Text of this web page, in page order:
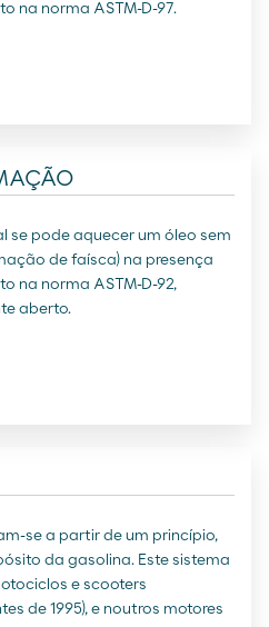
na norma ASTM-D-97.
se pode aquecer um óleo sem
de faísca) na presença
na norma ASTM-D-92,
aberto.
se a partir de um princípio,
da gasolina. Este sistema
e scooters
de 1995), e noutros motores